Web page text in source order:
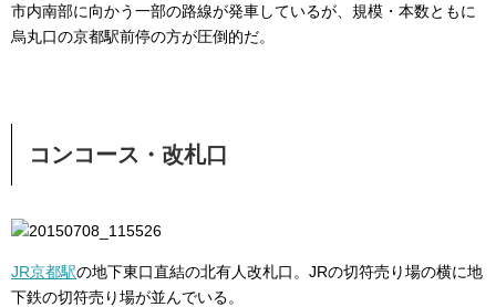
市内南部に向かう一部の路線が発車しているが、規模・本数ともに
烏丸口の京都駅前停の方が圧倒的だ。
コンコース・改札口
JR京都駅の地下東口直結の北有人改札口。JRの切符売り場の横に地
下鉄の切符売り場が並んでいる。